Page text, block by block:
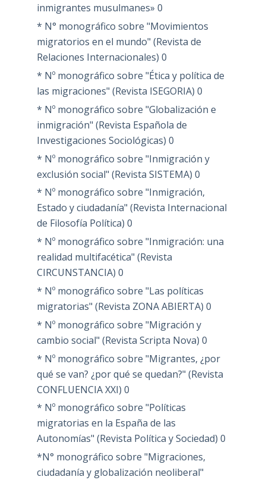
inmigrantes musulmanes» 0
* N° monográfico sobre "Movimientos
migratorios en el mundo" (Revista de
Relaciones Internacionales) 0
* Nº monográfico sobre "Ética y política de
las migraciones" (Revista ISEGORIA) 0
* Nº monográfico sobre "Globalización e
inmigración" (Revista Española de
Investigaciones Sociológicas) 0
* Nº monográfico sobre "Inmigración y
exclusión social" (Revista SISTEMA) 0
* Nº monográfico sobre "Inmigración,
Estado y ciudadanía" (Revista Internacional
de Filosofía Política) 0
* Nº monográfico sobre "Inmigración: una
realidad multifacética" (Revista
CIRCUNSTANCIA) 0
* Nº monográfico sobre "Las políticas
migratorias" (Revista ZONA ABIERTA) 0
* Nº monográfico sobre "Migración y
cambio social" (Revista Scripta Nova) 0
* Nº monográfico sobre "Migrantes, ¿por
qué se van? ¿por qué se quedan?" (Revista
CONFLUENCIA XXI) 0
* Nº monográfico sobre "Políticas
migratorias en la España de las
Autonomías" (Revista Política y Sociedad) 0
*N° monográfico sobre "Migraciones,
ciudadanía y globalización neoliberal"